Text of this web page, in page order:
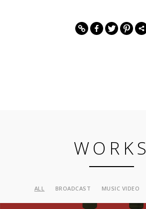
WORKS
ALL BROADCAST MUSIC VIDEO